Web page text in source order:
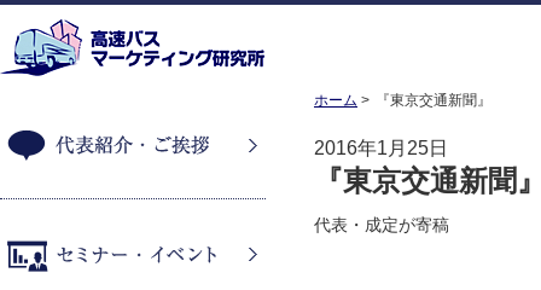
ホーム 『東京交通新聞』
2016年1月25日
『東京交通新聞
代表・成定が寄稿